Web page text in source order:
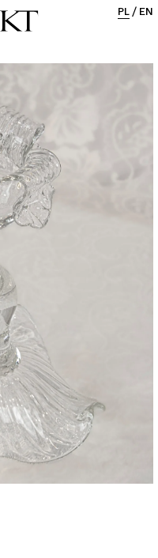
PL / EN